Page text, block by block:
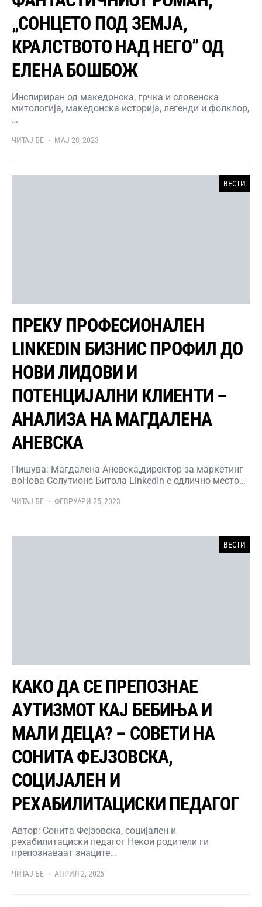
„СОНЦЕТО ПОД ЗЕМЈА,
КРАЛСТВОТО НАД НЕГО” ОД
ЕЛЕНА БОШБОЖ
Инспириран од македонска, грчка и словенска
митологија, македонска историја, легенди и фолклор,
…
ЧИТАЈ БЕ МАЈ 28, 2023
ВЕСТИ
ПРЕКУ ПРОФЕСИОНАЛЕН
LINKEDIN БИЗНИС ПРОФИЛ ДО
НОВИ ЛИДОВИ И
ПОТЕНЦИЈАЛНИ КЛИЕНТИ –
АНАЛИЗА НА МАГДАЛЕНА
АНЕВСКА
Пишува: Магдалена Аневска,директор за маркетинг
воНова Солутионс Битола LinkedIn е одлично место…
ЧИТАЈ БЕ ФЕВРУАРИ 25, 2023
ВЕСТИ
КАКО ДА СЕ ПРЕПОЗНАЕ
АУТИЗМОТ КАЈ БЕБИЊА И
МАЛИ ДЕЦА? – СОВЕТИ НА
СОНИТА ФЕЈЗОВСКА,
СОЦИЈАЛЕН И
РЕХАБИЛИТАЦИСКИ ПЕДАГОГ
Автор: Сонита Фејзовска, социјален и
рехабилитациски педагог Некои родители ги
препознаваат знаците…
ЧИТАЈ БЕ АПРИЛ 2, 2025